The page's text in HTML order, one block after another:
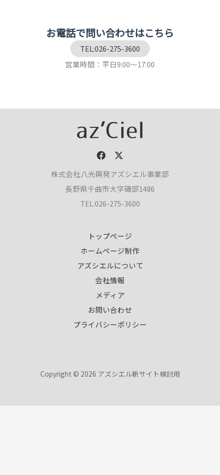
お電話で問い合わせはこちら
TEL:026-275-3600
営業時間：平日9:00～17:00
株式会社八光興発アズシエル事業部
長野県千曲市大字磯部1486
TEL:026-275-3600
トップページ
ホームページ制作
アズシエルについて
会社情報
メディア
お問い合わせ
プライバシーポリシー
Copyright © 2026 アズシエル新サイト検討用